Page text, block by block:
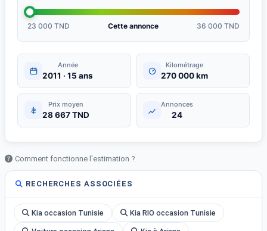
23 000 TND Cette annonce 36 000 TND
Année
2011 · 15 ans
Kilométrage
270 000 km
Prix moyen
28 667 TND
Annonces
24
Comment fonctionne l'estimation ?
RECHERCHES ASSOCIÉES
Kia occasion Tunisie Kia RIO occasion Tunisie